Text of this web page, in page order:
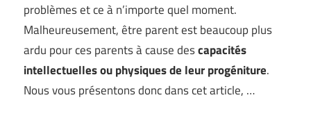
problèmes et ce à n’importe quel moment.
Malheureusement, être parent est beaucoup plus
ardu pour ces parents à cause descapacités
intellectuelles ou physiques de leur progéniture.
Nous vous présentons donc dans cet article, …